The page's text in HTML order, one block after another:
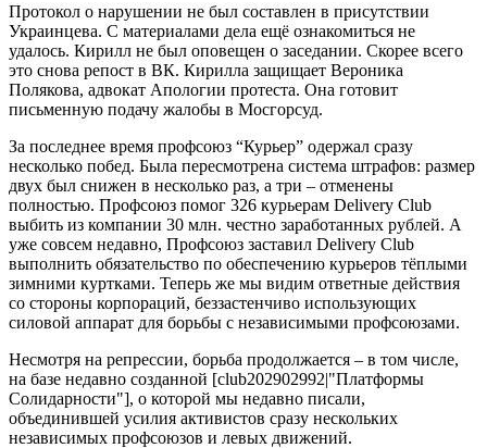
Протокол о нарушении не был составлен в присутствии
Украинцева. С материалами дела ещё ознакомиться не
удалось. Кирилл не был оповещен о заседании. Скорее всего
это снова репост в ВК. Кирилла защищает Вероника
Полякова, адвокат Апологии протеста. Она готовит
письменную подачу жалобы в Мосгорсуд.
За последнее время профсоюз “Курьер” одержал сразу
несколько побед. Была пересмотрена система штрафов: размер
двух был снижен в несколько раз, а три – отменены
полностью. Профсоюз помог 326 курьерам Delivery Club
выбить из компании 30 млн. честно заработанных рублей. А
уже совсем недавно, Профсоюз заставил Delivery Club
выполнить обязательство по обеспечению курьеров тёплыми
зимними куртками. Теперь же мы видим ответные действия
со стороны корпораций, беззастенчиво использующих
силовой аппарат для борьбы с независимыми профсоюзами.
Несмотря на репрессии, борьба продолжается – в том числе,
на базе недавно созданной [club202902992|"Платформы
Солидарности"], о которой мы недавно писали,
объединившей усилия активистов сразу нескольких
независимых профсоюзов и левых движений.